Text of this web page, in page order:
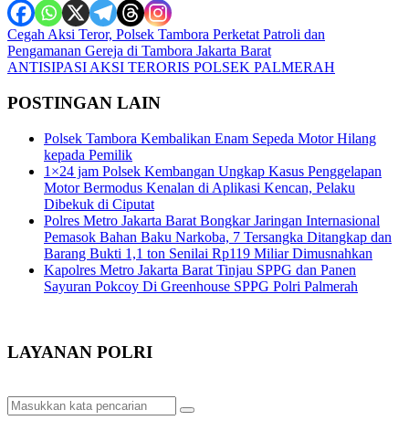
Navigasi
pos
Cegah Aksi Teror, Polsek Tambora Perketat Patroli dan
Pengamanan Gereja di Tambora Jakarta Barat
ANTISIPASI AKSI TERORIS POLSEK PALMERAH
POSTINGAN LAIN
Polsek Tambora Kembalikan Enam Sepeda Motor Hilang
kepada Pemilik
1×24 jam Polsek Kembangan Ungkap Kasus Penggelapan
Motor Bermodus Kenalan di Aplikasi Kencan, Pelaku
Dibekuk di Ciputat
Polres Metro Jakarta Barat Bongkar Jaringan Internasional
Pemasok Bahan Baku Narkoba, 7 Tersangka Ditangkap dan
Barang Bukti 1,1 ton Senilai Rp119 Miliar Dimusnahkan
Kapolres Metro Jakarta Barat Tinjau SPPG dan Panen
Sayuran Pokcoy Di Greenhouse SPPG Polri Palmerah
LAYANAN POLRI